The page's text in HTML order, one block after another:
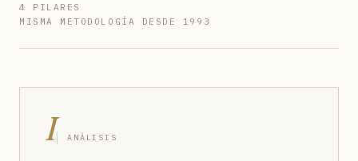
4 PILARES
MISMA METODOLOGÍA DESDE 1993
I ANÁLISIS